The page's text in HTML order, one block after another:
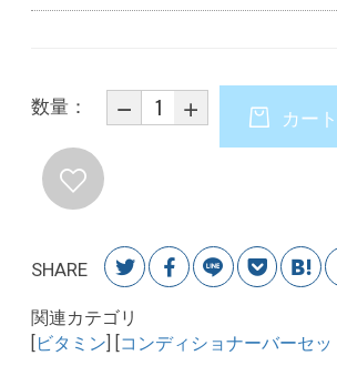
数量：
カー
SHARE
関連カテゴリ
ビタミン コンディショナーバーセッ